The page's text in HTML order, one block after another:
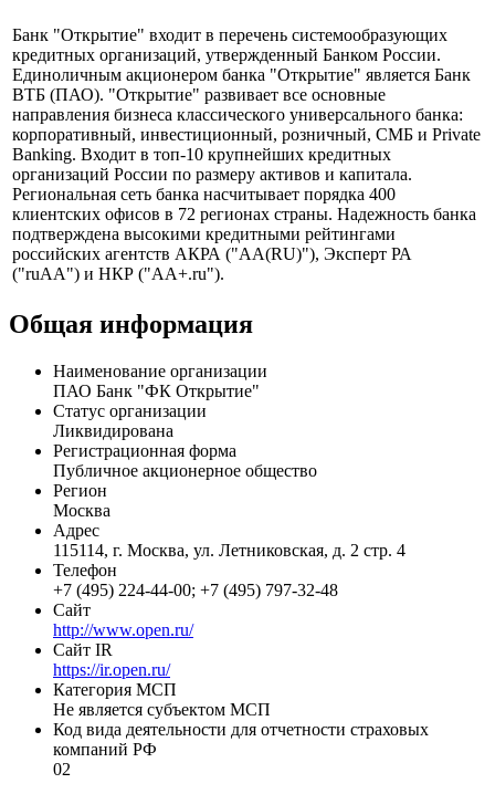
Профиль
Банк "Открытие" входит в перечень системообразующих
кредитных организаций, утвержденный Банком России.
Единоличным акционером банка "Открытие" является Банк
ВТБ (ПАО). "Открытие" развивает все основные
направления бизнеса классического универсального банка:
корпоративный, инвестиционный, розничный, СМБ и Private
Banking. Входит в топ-10 крупнейших кредитных
организаций России по размеру активов и капитала.
Региональная сеть банка насчитывает порядка 400
клиентских офисов в 72 регионах страны. Надежность банка
подтверждена высокими кредитными рейтингами
российских агентств АКРА ("АА(RU)"), Эксперт РА
Общая информация
Наименование организации
ПАО Банк "ФК Открытие"
Статус организации
Ликвидирована
Регистрационная форма
Публичное акционерное общество
Регион
Москва
Адрес
115114, г. Москва, ул. Летниковская, д. 2 стр. 4
Телефон
+7 (495) 224-44-00; +7 (495) 797-32-48
Сайт
http://www.open.ru/
Сайт IR
https://ir.open.ru/
Категория МСП